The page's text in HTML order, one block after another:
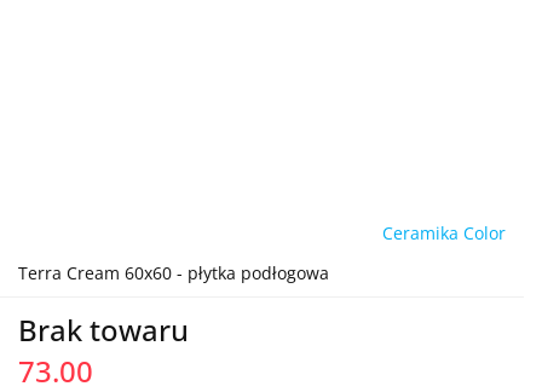
Ceramika Color
Terra Cream 60x60 - płytka podłogowa
Brak towaru
73.00